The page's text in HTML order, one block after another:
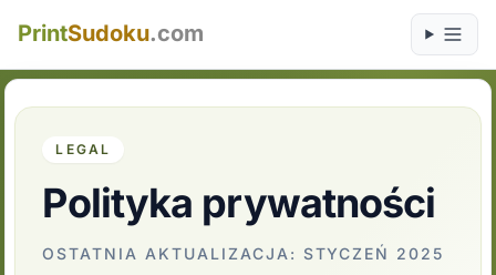
PrintSudoku.com
LEGAL
Polityka prywatności
OSTATNIA AKTUALIZACJA: STYCZEŃ 2025